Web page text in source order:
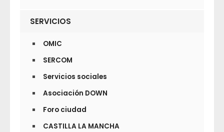
SERVICIOS
OMIC
SERCOM
Servicios sociales
Asociación DOWN
Foro ciudad
CASTILLA LA MANCHA